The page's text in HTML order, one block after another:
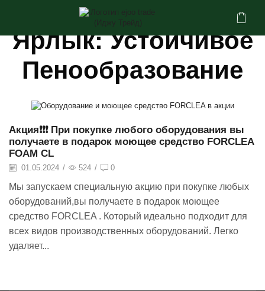
Сообщения С Тегами "устойчивое
Пенообразование"
Ярлык: Устойчивое
Пенообразование
Акция❗️❗️❗️ При покупке любого оборудования вы
получаете в подарок моющее средство FORCLEA
FOAM CL
01.05.2024 / 524 / 0
Мы запускаем специальную акцию при покупке любых
оборудований,вы получаете в подарок моющее
средство FORCLEA . Который идеально подходит для
всех видов производственных оборудований. Легко
удаляет...